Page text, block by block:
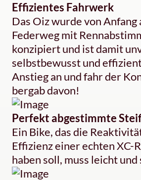
Effizientes Fahrwerk
Das Oiz wurde von Anfang
Federweg mit
konzipiert und ist damit
selbstbewusst und
Anstieg an und fahr der
bergab davon!
Perfekt abgestimmte
Ein Bike, das die
Effizienz einer echten XC-
haben soll, muss leicht